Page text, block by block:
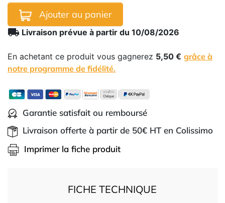
Ajouter au panier
local_shipping Livraison prévue à partir du 10/08/2026
En achetant ce produit vous gagnerez 5,50 € grâce à
notre programme de fidélité.
Garantie satisfait ou remboursé
Livraison offerte à partir de 50€ HT en Colissimo
Imprimer la fiche produit
FICHE TECHNIQUE